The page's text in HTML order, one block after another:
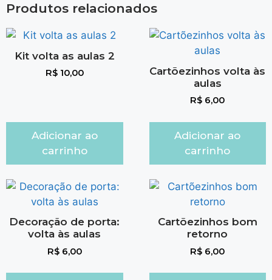
Produtos relacionados
Kit volta as aulas 2
R$10,00
Adicionar ao
carrinho
Cartõezinhos volta às
aulas
R$ 6,00
Adicionar ao
carrinho
Decoração de porta:
volta às aulas
R$6,00
Cartõezinhos bom
retorno
R$ 6,00